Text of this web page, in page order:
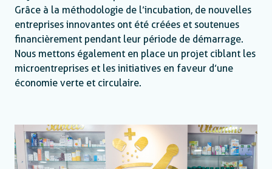
Grâce à la méthodologie de l’incubation, de nouvelles
entreprises innovantes ont été créées et soutenues
financièrement pendant leur période de démarrage.
Nous mettons également en place un projet ciblant les
microentreprises et les initiatives en faveur d’une
économie verte et circulaire.